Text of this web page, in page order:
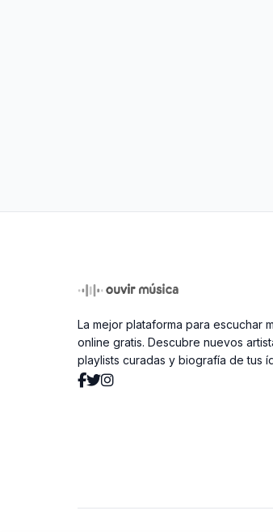
La mejor plataforma para escuchar
online gratis. Descubre nuevos
playlists curadas y biografía de tus